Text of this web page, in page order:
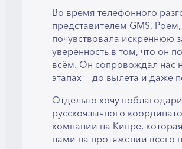
Во время телефонного
представителем GMS,
почувствовала искреннюю
уверенность в том, что он
всём. Он сопровождал нас
этапах — до вылета и даже
Отдельно хочу
русскоязычного
компании на Кипре,
нами на протяжении всего